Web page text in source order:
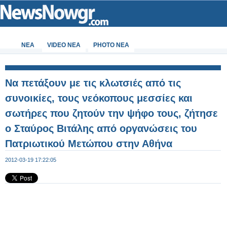
ΝΕΑ VIDEO NEA PHOTO NEA
Να πετάξουν με τις κλωτσιές από τις
συνοικίες, τους νεόκοπους μεσσίες και
σωτήρες που ζητούν την ψήφο τους, ζήτησε
ο Σταύρος Βιτάλης από οργανώσεις του
Πατριωτικού Μετώπου στην Αθήνα
2012-03-19 17:22:05